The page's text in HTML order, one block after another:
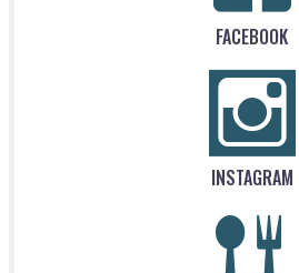
FACEBOOK
INSTAGRAM